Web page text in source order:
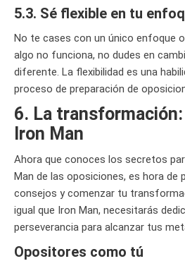
5.3. Sé flexible en tu
No te cases con un único enfoque
algo no funciona, no dudes en
diferente. La flexibilidad es una
proceso de preparación de
6. La
Iron Man
Ahora que conoces los secretos
Man de las oposiciones, es hora de
consejos y comenzar tu
igual que Iron Man, necesitarás
perseverancia para alcanzar tus
Opositores como tú